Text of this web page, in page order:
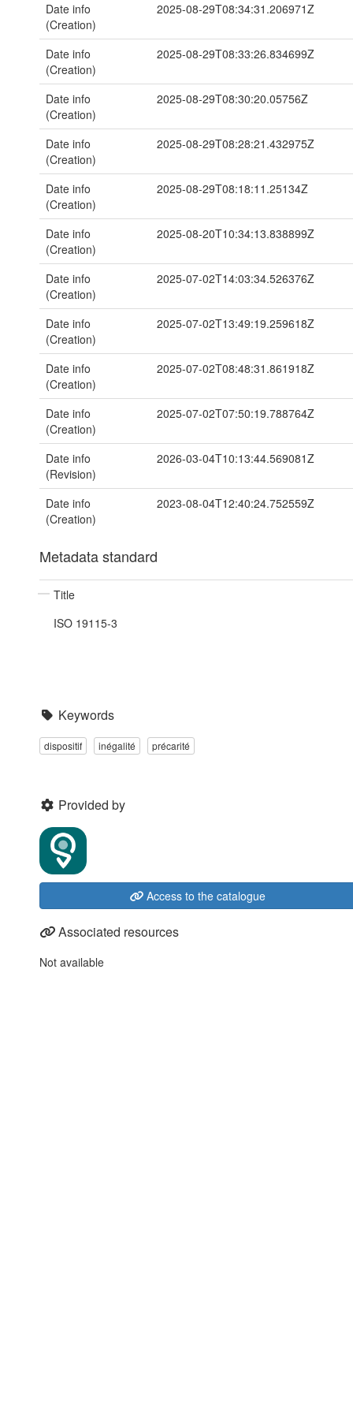
Date info
(Creation)
2025-08-29T08:34:31.206971Z
Date info
(Creation)
2025-08-29T08:33:26.834699Z
Date info
(Creation)
2025-08-29T08:30:20.05756Z
Date info
(Creation)
2025-08-29T08:28:21.432975Z
Date info
(Creation)
2025-08-29T08:18:11.25134Z
Date info
(Creation)
2025-08-20T10:34:13.838899Z
Date info
(Creation)
2025-07-02T14:03:34.526376Z
Date info
(Creation)
2025-07-02T13:49:19.259618Z
Date info
(Creation)
2025-07-02T08:48:31.861918Z
Date info
(Creation)
2025-07-02T07:50:19.788764Z
Date info
(Revision)
2026-03-04T10:13:44.569081Z
Date info
(Creation)
2023-08-04T12:40:24.752559Z
Metadata standard
Title
ISO 19115-3
Keywords
dispositif inégalité précarité
Provided by
Access to the catalogue
Associated resources
Not available